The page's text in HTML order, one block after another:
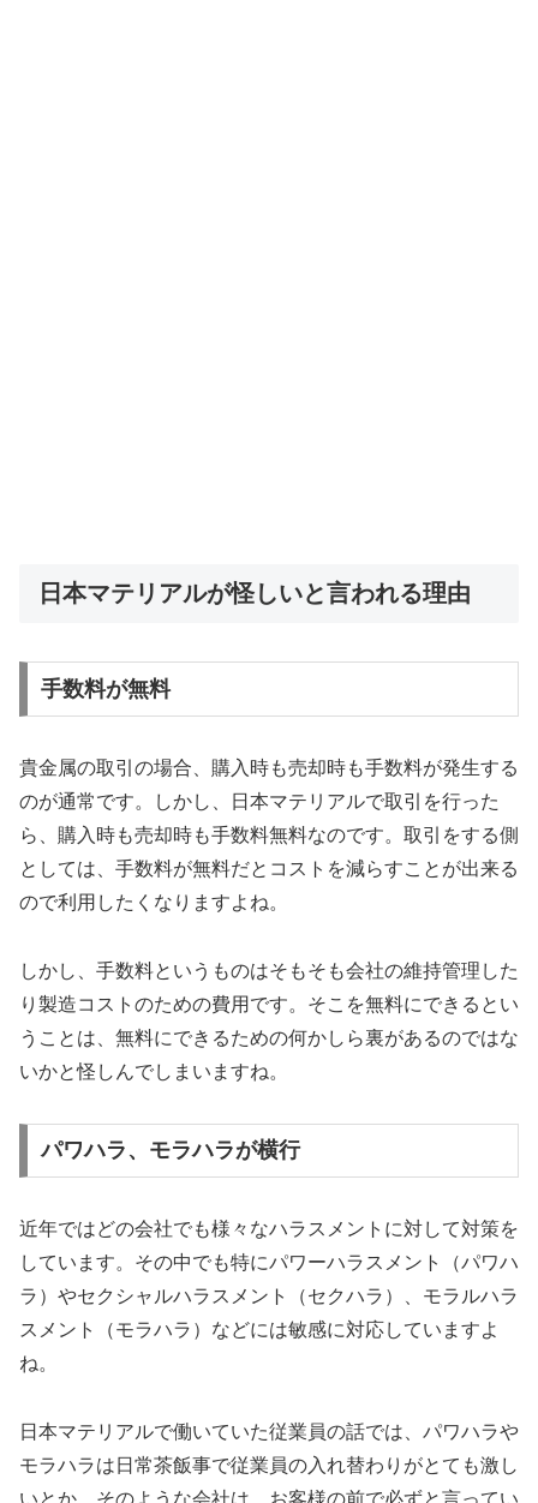
日本マテリアルが怪しいと言われる理由
手数料が無料
貴金属の取引の場合、購入時も売却時も手数料が発生する
のが通常です。しかし、日本マテリアルで取引を行った
ら、購入時も売却時も手数料無料なのです。取引をする側
としては、手数料が無料だとコストを減らすことが出来る
ので利用したくなりますよね。
しかし、手数料というものはそもそも会社の維持管理した
り製造コストのための費用です。そこを無料にできるとい
うことは、無料にできるための何かしら裏があるのではな
いかと怪しんでしまいますね。
パワハラ、モラハラが横行
近年ではどの会社でも様々なハラスメントに対して対策を
しています。その中でも特にパワーハラスメント（パワハ
ラ）やセクシャルハラスメント（セクハラ）、モラルハラ
スメント（モラハラ）などには敏感に対応していますよ
ね。
日本マテリアルで働いていた従業員の話では、パワハラや
モラハラは日常茶飯事で従業員の入れ替わりがとても激し